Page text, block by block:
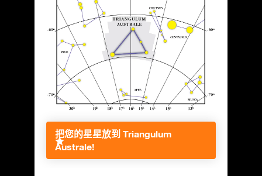
把您的星星放到 Triangulum
Australe!